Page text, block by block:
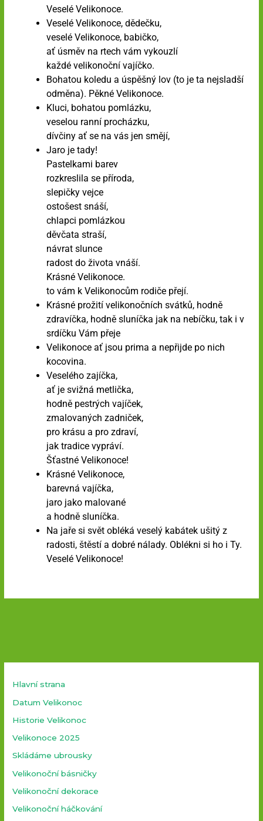
Veselé Velikonoce.
Veselé Velikonoce, dědečku,
veselé Velikonoce, babičko,
ať úsměv na rtech vám vykouzlí
každé velikonoční vajíčko.
Bohatou koledu a úspěšný lov (to je ta nejsladší
odměna). Pěkné Velikonoce.
Kluci, bohatou pomlázku,
veselou ranní procházku,
dívčiny ať se na vás jen smějí,
Jaro je tady!
Pastelkami barev
rozkreslila se příroda,
slepičky vejce
ostošest snáší,
chlapci pomlázkou
děvčata straší,
návrat slunce
radost do života vnáší.
Krásné Velikonoce.
to vám k Velikonocům rodiče přejí.
Krásné prožití velikonočních svátků, hodně
zdravíčka, hodně sluníčka jak na nebíčku, tak i v
srdíčku Vám přeje
Velikonoce ať jsou prima a nepřijde po nich
kocovina.
Veselého zajíčka,
ať je svižná metlička,
hodně pestrých vajíček,
zmalovaných zadniček,
pro krásu a pro zdraví,
jak tradice vypráví.
Šťastné Velikonoce!
Krásné Velikonoce,
barevná vajíčka,
jaro jako malované
a hodně sluníčka.
Na jaře si svět obléká veselý kabátek ušitý z
radosti, štěstí a dobré nálady. Oblékni si ho i Ty.
Veselé Velikonoce!
Hlavní strana
Datum Velikonoc
Historie Velikonoc
Velikonoce 2025
Skládáme ubrousky
Velikonoční básničky
Velikonoční dekorace
Velikonoční háčkování